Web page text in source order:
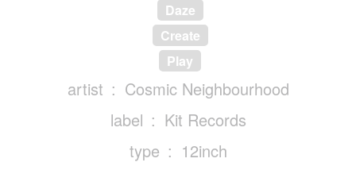
Daze
Create
Play
artist
Cosmic Neighbourhood
label
Kit Records
type
12inch